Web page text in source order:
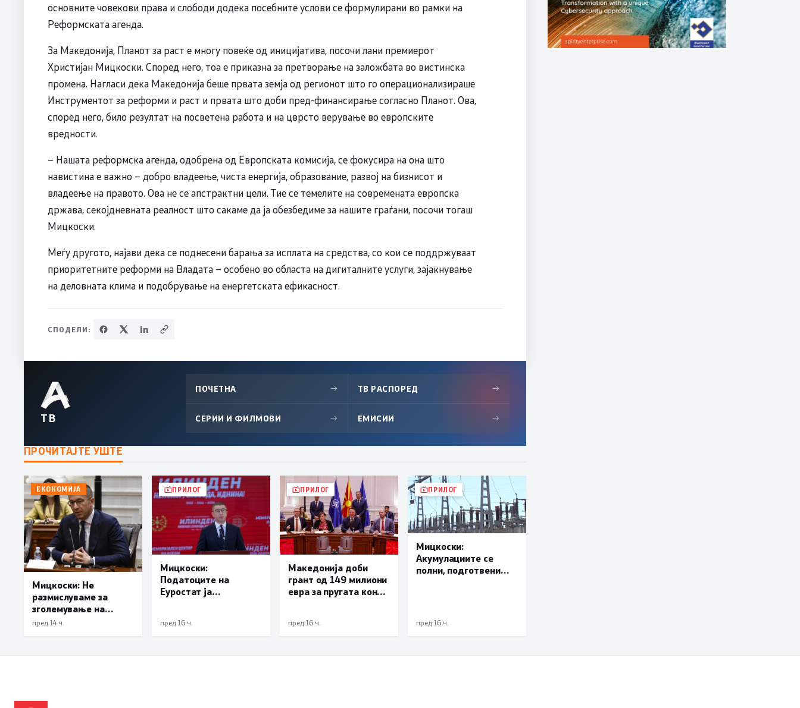
основните човекови права и слободи додека посебните услови се формулирани во рамки на
Реформската агенда.
За Македонија, Планот за раст е многу повеќе од иницијатива, посочи лани премиерот
Христијан Мицкоски. Според него, тоа е приказна за претворање на заложбата во вистинска
промена. Нагласи дека Македонија беше првата земја од регионот што го операционализираше
Инструментот за реформи и раст и првата што доби пред-финансирање согласно Планот. Ова,
според него, било резултат на посветена работа и на цврсто верување во европските
вредности.
– Нашата реформска агенда, одобрена од Европската комисија, се фокусира на она што
навистина е важно – добро владеење, чиста енергија, образование, развој на бизнисот и
владеење на правото. Ова не се апстрактни цели. Тие се темелите на современата европска
држава, секојдневната реалност што сакаме да ја обезбедиме за нашите граѓани, посочи тогаш
Мицкоски.
Меѓу другото, најави дека се поднесени барања за исплата на средства, со кои се поддржуваат
приоритетните реформи на Владата – особено во областа на дигиталните услуги, зајакнување
на деловната клима и подобрување на енергетската ефикасност.
СПОДЕЛИ:
ТВ
ПОЧЕТНА → ТВ РАСПОРЕД →
СЕРИИ И ФИЛМОВИ → ЕМИСИИ →
ПРОЧИТАЈТЕ УШТЕ
ЕКОНОМИЈА
Мицкоски: Не
размислуваме за
зголемување на
цената на
пред 14 ч.
ПРИЛОГ
Мицкоски:
Податоците на
Еуростат ја
пред 16 ч.
ПРИЛОГ
Македонија доби
грант од 149 милиони
евра за пругата кон
пред 16 ч.
ПРИЛОГ
Мицкоски:
Акумулациите се
полни, подготвени
струјата
пред 16 ч.